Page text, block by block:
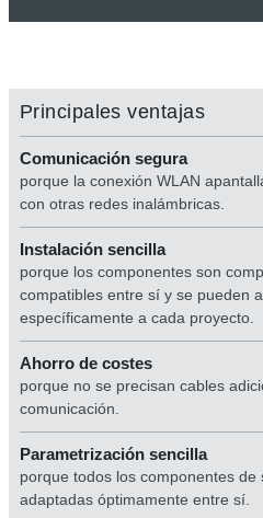
Principales ventajas
Comunicación segura
porque la conexión WLAN
con otras redes inalámbricas.
Instalación sencilla
porque los componentes son
compatibles entre sí y se pueden
específicamente a cada proyecto.
Ahorro de costes
porque no se precisan cables
comunicación.
Parametrización sencilla
porque todos los componentes de
adaptadas óptimamente entre sí.